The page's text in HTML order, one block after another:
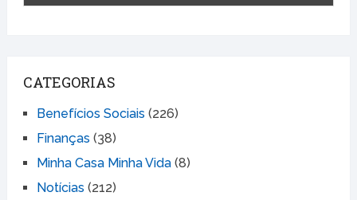
CATEGORIAS
Benefícios Sociais (226)
Finanças (38)
Minha Casa Minha Vida(8)
Notícias (212)